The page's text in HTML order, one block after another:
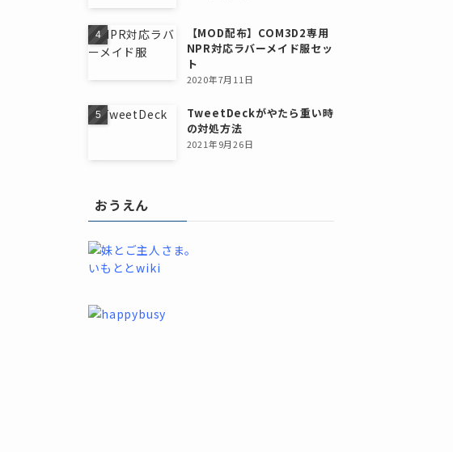
【MOD配布】COM3D2専用
NPR対応ラバーメイド服セッ
ト
2020年7月11日
TweetDeckがやたら重い時
の対処方法
2021年9月26日
おうえん
いもととwiki